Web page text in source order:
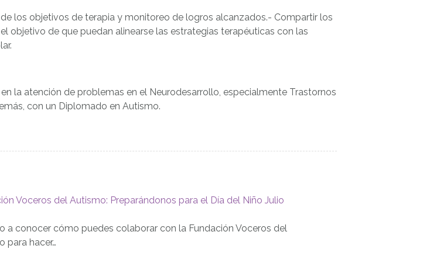
los objetivos de terapia y monitoreo de logros alcanzados.- Compartir los
objetivo de que puedan alinearse las estrategias terapéuticas con las
la atención de problemas en el Neurodesarrollo, especialmente Trastornos
con un Diplomado en Autismo.
Voceros del Autismo: Preparándonos para el Día del Niño Julio
a conocer cómo puedes colaborar con la Fundación Voceros del
para hacer…